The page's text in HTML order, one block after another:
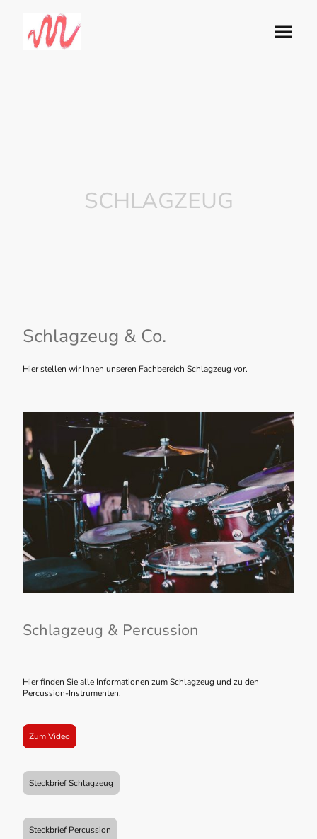
SCHLAGZEUG
Schlagzeug & Co.
Hier stellen wir Ihnen unseren Fachbereich Schlagzeug vor.
Schlagzeug & Percussion
Hier finden Sie alle Informationen zum Schlagzeug und zu den
Percussion-Instrumenten.
Zum Video
Steckbrief Schlagzeug
Steckbrief Percussion